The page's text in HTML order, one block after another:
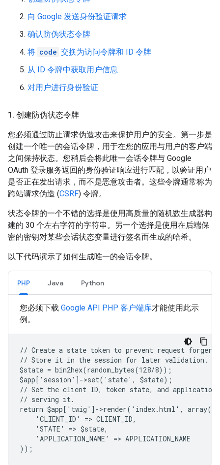
向 Google 发送身份验证请求
确认防伪状态令牌
将 code 交换为访问令牌和 ID 令牌
从 ID 令牌中获取用户信息
对用户进行身份验证
1 . 创建防伪状态令牌
您必须通过防止请求伪造攻击来保护用户的安全。第一步是
创建一个唯一的会话令牌，用于在您的应用与用户的客户端
之间保持状态。您稍后会将此唯一会话令牌与 Google
OAuth 登录服务返回的身份验证响应进行匹配，以验证用户
是否正在发出请求，而不是恶意攻击者。这些令牌通常称为
跨站请求伪造 (CSRF) 令牌。
状态令牌的一个不错的选择是使用高质量的随机数生成器构
建的 30 个左右字符的字符串。另一个选择是使用在后端保
密的密钥对某些会话状态变量进行签名而生成的哈希。
以下代码演示了如何生成唯一的会话令牌。
PHP Java Python
您必须下载 Google API PHP 客户端库才能使用此示
例。
// Create a state token to prevent request forgery.
// Store it in the session for later validation.
$state = bin2hex(random_bytes(128/8));
$app['session']->set('state', $state);
// Set the client ID, token state, and application
// serving it.
return $app['twig']->render('index.html', array(
    'CLIENT_ID' => CLIENT_ID,
    'STATE' => $state,
    'APPLICATION_NAME' => APPLICATION_NAME
));